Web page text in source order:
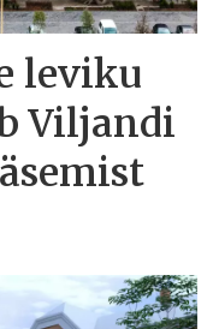
leviku
Viljandi